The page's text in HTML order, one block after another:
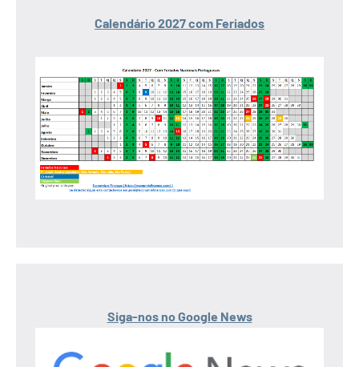
Calendário 2027 com Feriados
Siga-nos no Google News